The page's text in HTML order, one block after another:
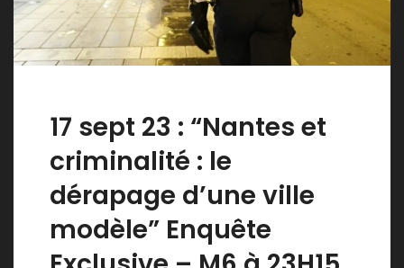
17 sept 23 : “Nantes et
criminalité : le
dérapage d’une ville
modèle” Enquête